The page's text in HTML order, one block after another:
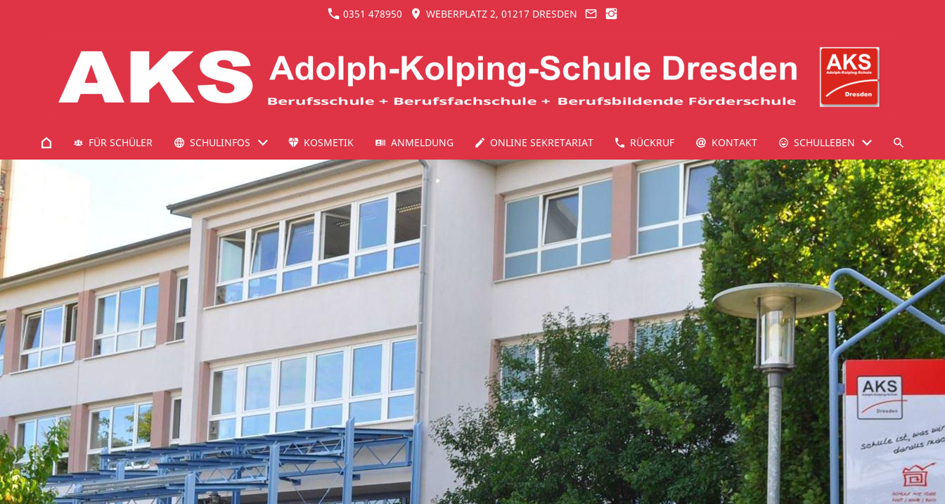
0351 478950 WEBERPLATZ 2, 01217 DRESDEN
FÜR SCHÜLER SCHULINFOS KOSMETIK ANMELDUNG ONLINE SEKRETARIAT RÜCKRUF KONTAKT SCHULLEBEN